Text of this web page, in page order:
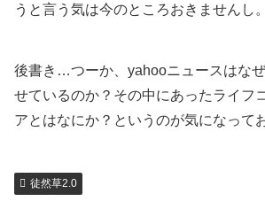
うと言う気は今のところおきませんし。
後書き…つーか、yahooニュースはな
せているのか？その中にあったライフ
アとはなにか？というのが気になって
徒然草2.0